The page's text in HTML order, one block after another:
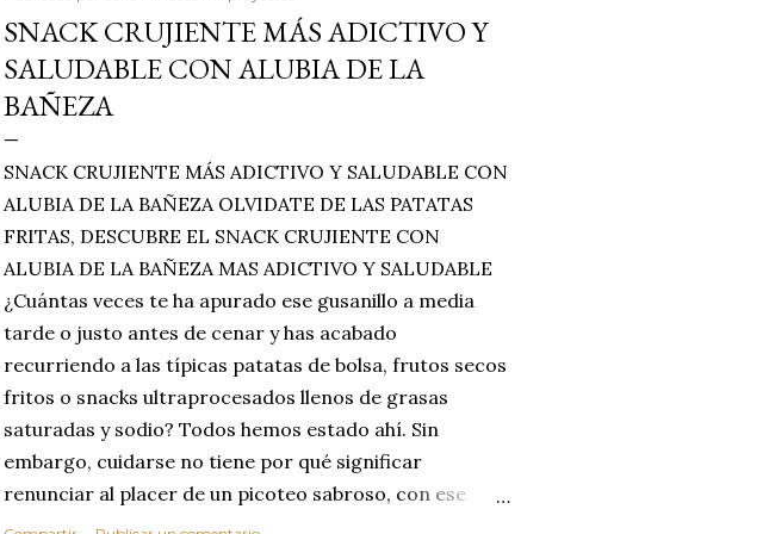
SNACK CRUJIENTE MÁS ADICTIVO Y
SALUDABLE CON ALUBIA DE LA
BAÑEZA
SNACK CRUJIENTE MÁS ADICTIVO Y SALUDABLE CON
ALUBIA DE LA BAÑEZA OLVIDATE DE LAS PATATAS
FRITAS, DESCUBRE EL SNACK CRUJIENTE CON
ALUBIA DE LA BAÑEZA MAS ADICTIVO Y SALUDABLE
¿Cuántas veces te ha apurado ese gusanillo a media
tarde o justo antes de cenar y has acabado
recurriendo a las típicas patatas de bolsa, frutos secos
fritos o snacks ultraprocesados llenos de grasas
saturadas y sodio? Todos hemos estado ahí. Sin
embargo, cuidarse no tiene por qué significar
renunciar al placer de un picoteo sabroso, con ese
toque tostado y crujiente que tanto nos satisface.